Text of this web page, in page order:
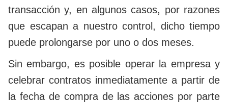
transacción y, en algunos casos, por razones
que escapan a nuestro control, dicho tiempo
puede prolongarse por uno o dos meses.
Sin embargo, es posible operar la empresa y
celebrar contratos inmediatamente a partir de
la fecha de compra de las acciones por parte